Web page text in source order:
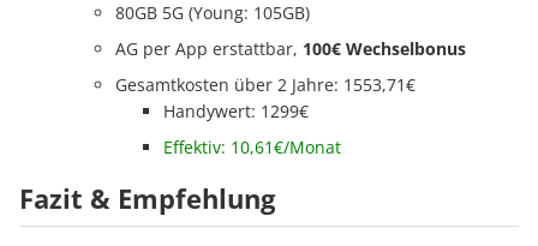
80GB 5G (Young: 105GB)
AG per App erstattbar, 100€ Wechselbonus
Gesamtkosten über 2 Jahre: 1553,71€
Handywert: 1299€
Effektiv: 10,61€/Monat
Fazit & Empfehlung